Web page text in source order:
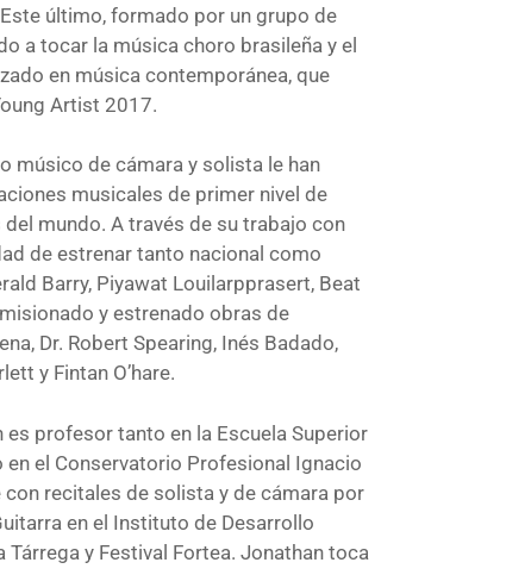
último, formado por un grupo de
a tocar la música choro brasileña y el
en música contemporánea, que
Artist 2017.
músico de cámara y solista le han
musicales de primer nivel de
mundo. A través de su trabajo con
de estrenar tanto nacional como
Barry, Piyawat Louilarpprasert, Beat
y estrenado obras de
Dr. Robert Spearing, Inés Badado,
y Fintan O’hare.
profesor tanto en la Escuela Superior
el Conservatorio Profesional Ignacio
recitales de solista y de cámara por
en el Instituto de Desarrollo
y Festival Fortea. Jonathan toca